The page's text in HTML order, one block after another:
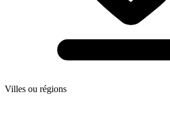
Villes ou régions